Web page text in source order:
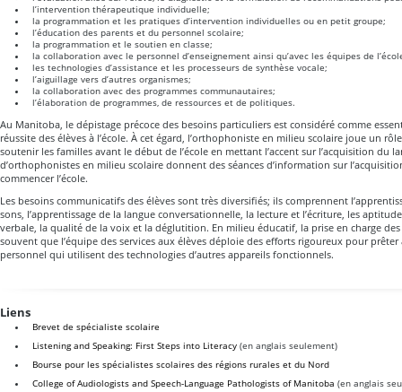
l’intervention thérapeutique individuelle;
la programmation et les pratiques d’intervention individuelles ou en petit groupe;
l’éducation des parents et du personnel scolaire;
la programmation et le soutien en classe;
la collaboration avec le personnel d’enseignement ainsi qu’avec les équipes de
les technologies d’assistance et les processeurs de synthèse vocale;
l’aiguillage vers d’autres organismes;
la collaboration avec des programmes communautaires;
l’élaboration de programmes, de ressources et de politiques.
Au Manitoba, le dépistage précoce des besoins particuliers est considéré comme
réussite des élèves à l’école. À cet égard, l’orthophoniste en milieu scolaire joue un
soutenir les familles avant le début de l’école en mettant l’accent sur l’acquisition du
d’orthophonistes en milieu scolaire donnent des séances d’information sur
commencer l’école.
Les besoins communicatifs des élèves sont très diversifiés; ils comprennent
sons, l’apprentissage de la langue conversationnelle, la lecture et l’écriture, les
verbale, la qualité de la voix et la déglutition. En milieu éducatif, la prise en charge des
souvent que l’équipe des services aux élèves déploie des efforts rigoureux pour prêter
personnel qui utilisent des technologies d’autres appareils fonctionnels.
Liens
Brevet de spécialiste scolaire
Listening and Speaking: First Steps into Literacy (en anglais seulement)
Bourse pour les spécialistes scolaires des régions rurales et du Nord
College of Audiologists and Speech-Language Pathologists of Manitoba (en anglais